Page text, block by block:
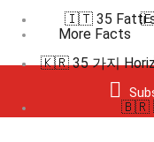
More Facts
🇮🇹 35 Fatti
🇰🇷 35 가지
🇧🇷